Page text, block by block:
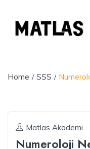
Home SSS
Matlas Akademi
Numeroloji